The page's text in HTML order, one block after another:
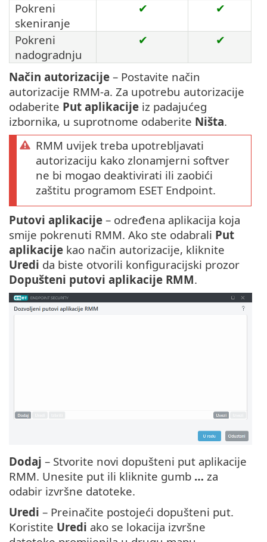
Pokreni
skeniranje
✔ ✔
Pokreni
nadogradnju
✔ ✔
Način autorizacije – Postavite način
autorizacije RMM-a. Za upotrebu autorizacije
odaberite Put aplikacije iz padajućeg
izbornika, u suprotnome odaberite Ništa.
RMM uvijek treba upotrebljavati
autorizaciju kako zlonamjerni softver
ne bi mogao deaktivirati ili zaobići
zaštitu programom ESET Endpoint.
Putovi aplikacije – određena aplikacija koja
smije pokrenuti RMM. Ako ste odabrali Put
aplikacije kao način autorizacije, kliknite
Uredi da biste otvorili konfiguracijski prozor
Dopušteni putovi aplikacije RMM.
Dodaj – Stvorite novi dopušteni put aplikacije
RMM. Unesite put ili kliknite gumb … za
odabir izvršne datoteke.
Uredi – Preinačite postojeći dopušteni put.
Koristite Uredi ako se lokacija izvršne